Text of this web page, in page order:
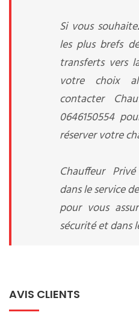
Si vous
les plus brefs
transferts vers
votre choix
contacter
0646150554
réserver votre
Chauffeur
dans le service
pour vous
sécurité et dans
AVIS CLIENTS